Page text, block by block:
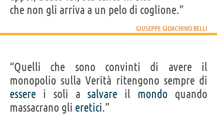
che non gli arriva a un pelo di coglione.”
GIUSEPPE GIOACHINO BELLI
“Quelli che sono convinti di avere il
monopolio sulla Verità ritengono sempre di
essere i soli a salvare il mondo quando
massacrano gli eretici.”